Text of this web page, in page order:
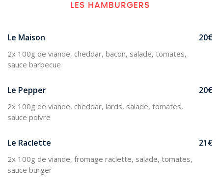
LES HAMBURGERS
Le Maison
2x 100g de viande, cheddar, bacon, salade, tomates,
sauce barbecue
20€
Le Pepper
2x 100g de viande, cheddar, lards, salade, tomates,
sauce poivre
20€
Le Raclette
2x 100g de viande, fromage raclette, salade, tomates,
sauce burger
21€